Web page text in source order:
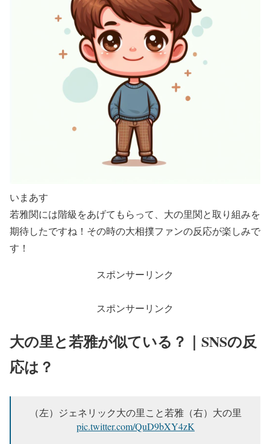
いまあす
若雅関には階級をあげてもらって、大の里関と取り組みを
期待したですね！その時の大相撲ファンの反応が楽しみで
す！
スポンサーリンク
スポンサーリンク
大の里と若雅が似ている？｜SNSの反
応は？
（左）ジェネリック大の里こと若雅（右）大の里
pic.twitter.com/QuD9bXY4zK